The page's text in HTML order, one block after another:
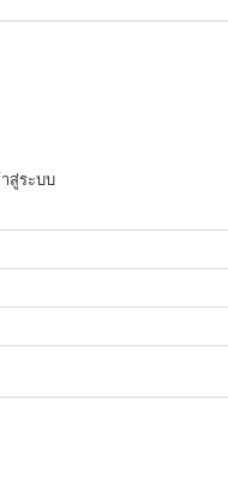
สู่ระบบ